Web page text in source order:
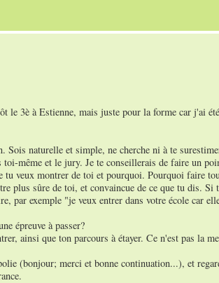
3è à Estienne, mais juste pour la forme car j'ai
naturelle et simple, ne cherche ni à te
même et le jury. Je te conseillerais de faire un
veux montrer de toi et pourquoi. Pourquoi faire
plus sûre de toi, et convaincue de ce que tu dis.
par exemple "je veux entrer dans votre école car
épreuve à passer?
ainsi que ton parcours à étayer. Ce n'est pas la
(bonjour; merci et bonne continuation...), et